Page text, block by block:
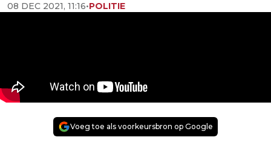
08 DEC 2021, 11:16•POLITIE
Voeg toe als voorkeursbron op Google